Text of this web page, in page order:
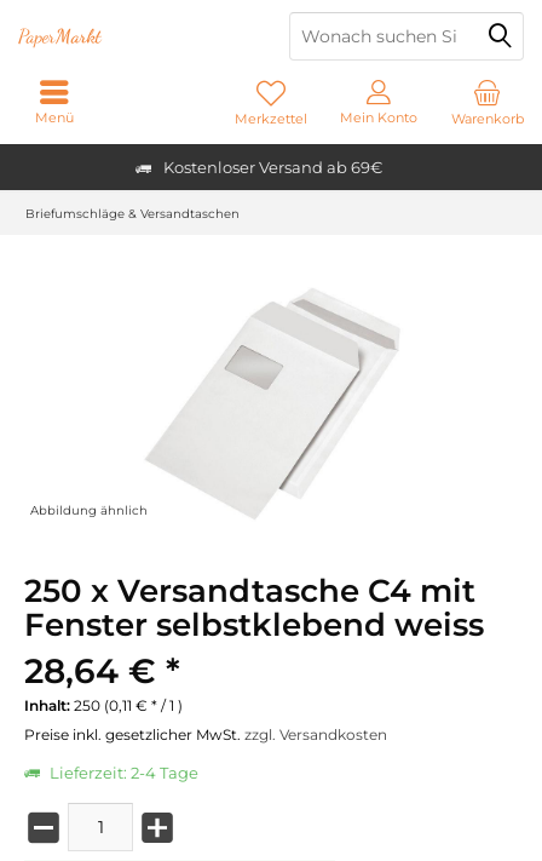
Kostenloser Versand ab 69€
PaperMarkt
Warenkorb
Merkzettel Mein Konto
Menü
Briefumschläge & Versandtaschen
Abbildung ähnlich
250 x Versandtasche C4 mit
Fenster selbstklebend weiss
28,64 € *
Inhalt: 250 (0,11 € * / 1 )
Preise inkl. gesetzlicher MwSt. zzgl. Versandkosten
Lieferzeit: 2-4 Tage